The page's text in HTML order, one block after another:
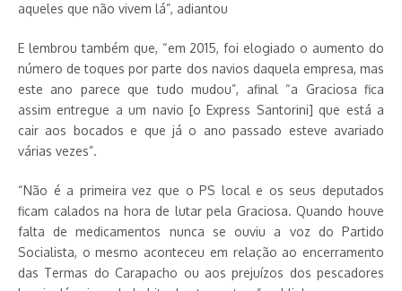
aqueles que não vivem lá”, adiantou
E lembrou também que, “em 2015, foi elogiado o aumento do
número de toques por parte dos navios daquela empresa, mas
este ano parece que tudo mudou”, afinal “a Graciosa fica
assim entregue a um navio [o Express Santorini] que está a
cair aos bocados e que já o ano passado esteve avariado
várias vezes”.
“Não é a primeira vez que o PS local e os seus deputados
ficam calados na hora de lutar pela Graciosa. Quando houve
falta de medicamentos nunca se ouviu a voz do Partido
Socialista, o mesmo aconteceu em relação ao encerramento
das Termas do Carapacho ou aos prejuízos dos pescadores